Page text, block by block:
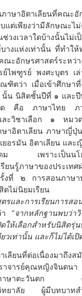
ภาษาอิตาเลียนที่คณะอั
แต่เพียงว่ามีลักษณะไม่
วงเวลาใดบ้างนั้นไม่
บางแห่งเท่านั้น ที่ทำใ
ณะอักษรศาสตร์ระหว่
ไพฑูรย์ พงศะบุตร เ
ฑิตว่า เมื่อเข้าศึกษา
น นิสิตชั้นปีที่ ๑ และปี
คือ ภาษาไทย ภา
ะวิชาเลือก ๑ หมวด
ษาอิตาเลียน ภาษาญี่
ยอรมัน อิตาเลียน แล
ดม เพราะเป็นนโย
รียนรู้ภาษาของประเท
รั้งที่ ๒ การสอนภาษ
ะนิสิตไม่นิยมเรีย
รและการเรียนการส
า “จากหลักฐานพบว่า
ให้เลือกสำหรับนิสิตรุ่น
วเท่านั้น และก็ไม่ได้เปิ
เลียนที่ต่อเนื่องมาถึงส
ตราจารย์คุณหญิงจิ
ภาษาตะวันตก ค
ทยาลัย ผู้มีบทบาทสำ